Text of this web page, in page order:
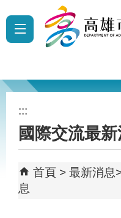
跳到主要內容區塊
:::
國際交流最
首頁 最新消息
息